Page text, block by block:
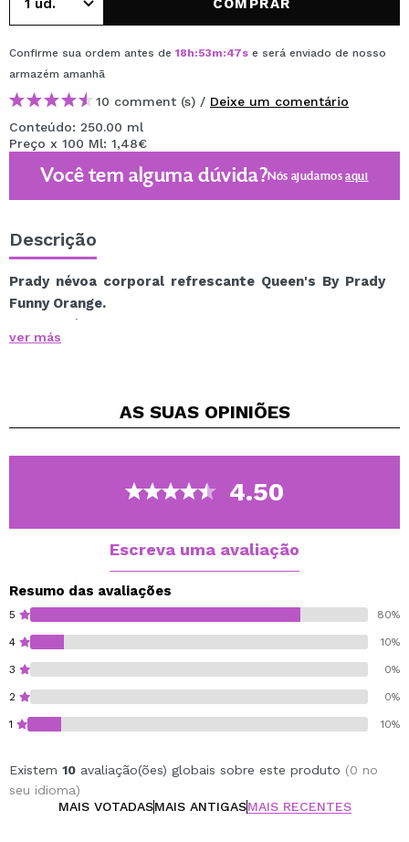
COMPRAR
Confirme sua ordem antes de 18h:53m:47s e será enviado de nosso
armazém amanhã
10 comment (s) / Deixe um comentário
Conteúdo: 250.00 ml
Preço x 100 Ml: 1,48€
Você tem alguma dúvida?Nós ajudamosaqui
Descrição
Prady névoa corporal refrescante Queen's By Prady
Funny Orange.
Você está procurando uma maneira de se manter
fresco e perfumado ao longo do dia?
refrescante água perfumada em formato spray que irá
Com um suave aroma de pistache
ver más
AS SUAS OPINIÕES
4.50
Escreva uma avaliação
Resumo das avaliações
5 80%
4 10%
3 0%
2 0%
1 10%
Existem 10 avaliação(ões) globais sobre este produto (0 no
seu idioma)
MAIS VOTADASMAIS ANTIGASMAIS RECENTES